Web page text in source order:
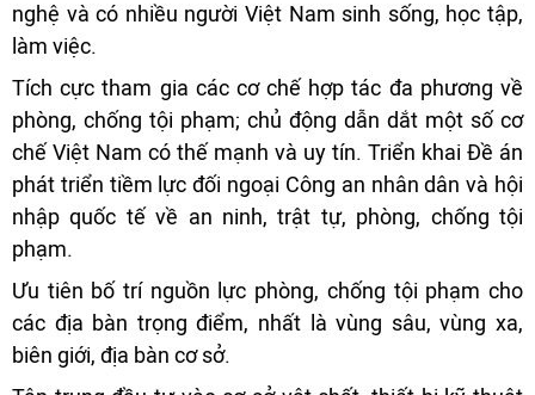
nghệ và có nhiều người Việt Nam sinh sống, học tập,
làm việc.
Tích cực tham gia các cơ chế hợp tác đa phương về
phòng, chống tội phạm; chủ động dẫn dắt một số cơ
chế Việt Nam có thế mạnh và uy tín. Triển khai Đề án
phát triển tiềm lực đối ngoại Công an nhân dân và hội
nhập quốc tế về an ninh, trật tự, phòng, chống tội
phạm.
Ưu tiên bố trí nguồn lực phòng, chống tội phạm cho
các địa bàn trọng điểm, nhất là vùng sâu, vùng xa,
biên giới, địa bàn cơ sở.